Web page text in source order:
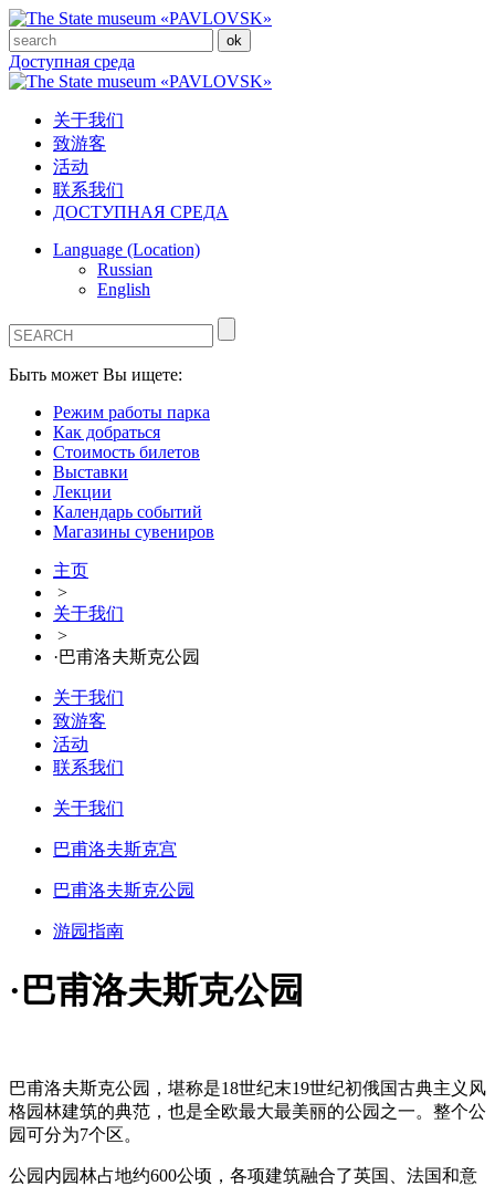
Доступная среда
关于我们
致游客
活动
联系我们
ДОСТУПНАЯ СРЕДА
Language (Location)
Russian
English
Быть может Вы ищете:
Режим работы парка
Как добраться
Стоимость билетов
Выставки
Лекции
Календарь событий
Магазины сувениров
主页
>
关于我们
>
·巴甫洛夫斯克公园
关于我们
致游客
活动
联系我们
关于我们
巴甫洛夫斯克宫
巴甫洛夫斯克公园
游园指南
·巴甫洛夫斯克公园
巴甫洛夫斯克公园，堪称是18世纪末19世纪初俄国古典主义风
格园林建筑的典范，也是全欧最大最美丽的公园之一。整个公
园可分为7个区。
公园内园林占地约600公顷，各项建筑融合了英国、法国和意